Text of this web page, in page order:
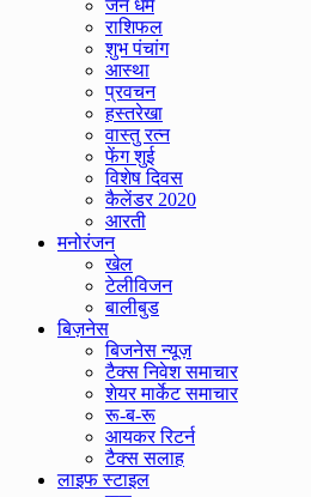
जैन धर्म
राशिफल
शुभ पंचांग
आस्था
प्रवचन
हस्तरेखा
वास्तु रत्न
फेंग शुई
विशेष दिवस
कैलेंडर 2020
आरती
मनोरंजन
खेल
टेलीविजन
बालीबुड
बिज़नेस
बिजनेस न्यूज़
टैक्स निवेश समाचार
शेयर मार्केट समाचार
रू-ब-रू
आयकर रिटर्न
टैक्स सलाह
लाइफ स्टाइल